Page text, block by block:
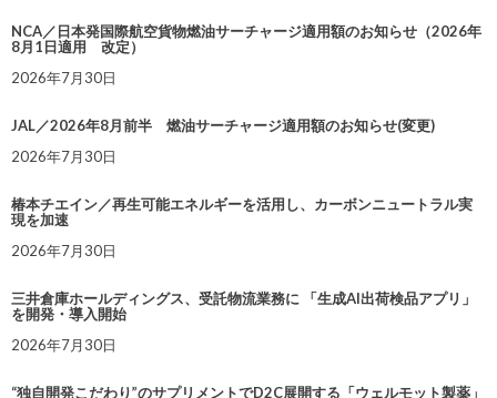
NCA／日本発国際航空貨物燃油サーチャージ適用額のお知らせ（2026年
8月1日適用 改定）
2026年7月30日
JAL／2026年8月前半 燃油サーチャージ適用額のお知らせ(変更)
2026年7月30日
椿本チエイン／再生可能エネルギーを活用し、カーボンニュートラル実
現を加速
2026年7月30日
三井倉庫ホールディングス、受託物流業務に 「生成AI出荷検品アプリ」
を開発・導入開始
2026年7月30日
“独自開発こだわり”のサプリメントでD2C展開する「ウェルモット製薬」